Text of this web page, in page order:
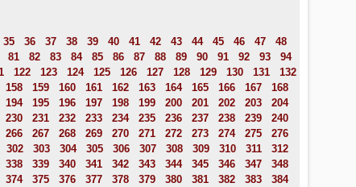
35 36 37 38 39 40 41 42 43 44 45 46 47
48
81 82 83 84 85 86 87 88 89 90 91 92 93
94
122 123 124 125 126 127 128 129 130 131
132
158 159 160 161 162 163 164 165 166 167
168
194 195 196 197 198 199 200 201 202 203
204
230 231 232 233 234 235 236 237 238 239
240
266 267 268 269 270 271 272 273 274 275
276
302 303 304 305 306 307 308 309 310 311
312
338 339 340 341 342 343 344 345 346 347
348
374 375 376 377 378 379 380 381 382 383
384